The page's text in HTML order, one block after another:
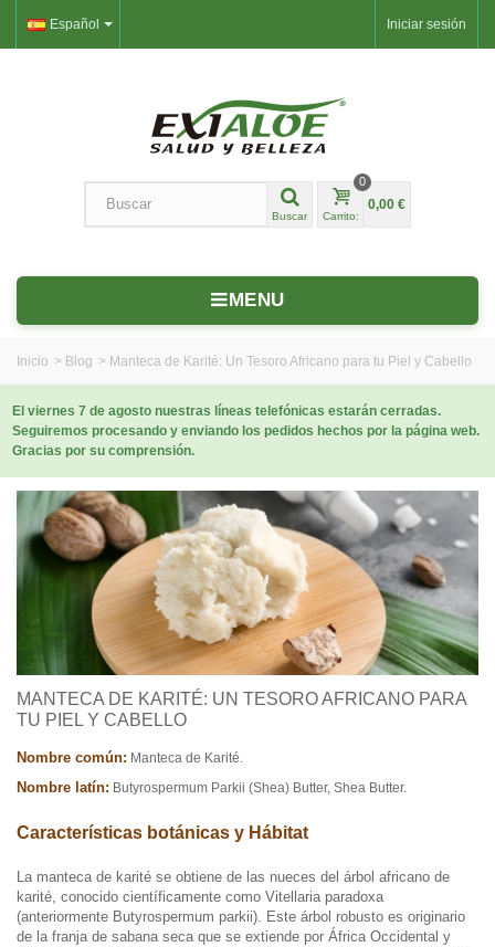
Iniciar sesión
Español
Buscar Carrito:
0
0,00 €
MENU
Inicio > Blog > Manteca de Karité: Un Tesoro Africano para tu Piel y Cabello
El viernes 7 de agosto nuestras líneas telefónicas estarán cerradas.
Seguiremos procesando y enviando los pedidos hechos por la página web.
Gracias por su comprensión.
MANTECA DE KARITÉ: UN TESORO AFRICANO PARA
TU PIEL Y CABELLO
Nombre común: Manteca de Karité.
Nombre latín: Butyrospermum Parkii (Shea) Butter, Shea Butter.
Características botánicas y Hábitat
La manteca de karité se obtiene de las nueces del árbol africano de
karité, conocido científicamente como Vitellaria paradoxa
(anteriormente Butyrospermum parkii). Este árbol robusto es originario
de la franja de sabana seca que se extiende por África Occidental y